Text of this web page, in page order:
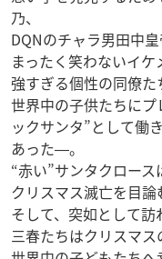
乃、
DQNのチャラ男田中皇
まったく笑わないイケ
強すぎる個性の同僚た
世界中の子供たちに
ックサンタ”として働
あった―。
“赤い”サンタクロー
クリスマス滅亡を目論
そして、突如として
三春たちはクリスマス